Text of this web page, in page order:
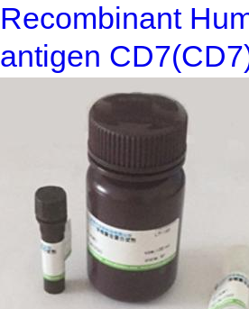
Recombinant
antigen